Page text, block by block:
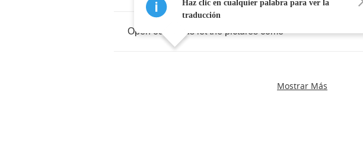
Open our minds let the pictures come
Mostrar Más
Haz clic en cualquier palabra para ver la
traducción